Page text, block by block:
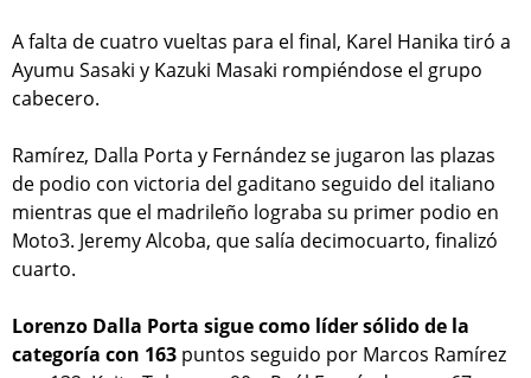
A falta de cuatro vueltas para el final, Karel Hanika tiró a
Ayumu Sasaki y Kazuki Masaki rompiéndose el grupo
cabecero.
Ramírez, Dalla Porta y Fernández se jugaron las plazas
de podio con victoria del gaditano seguido del italiano
mientras que el madrileño lograba su primer podio en
Moto3. Jeremy Alcoba, que salía decimocuarto, finalizó
cuarto.
Lorenzo Dalla Porta sigue como líder sólido de la
categoría con 163 puntos seguido por Marcos Ramírez